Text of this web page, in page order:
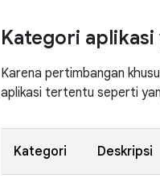
Kategori
Karena pertimbangan
aplikasi tertentu seperti
Kategori Deskripsi